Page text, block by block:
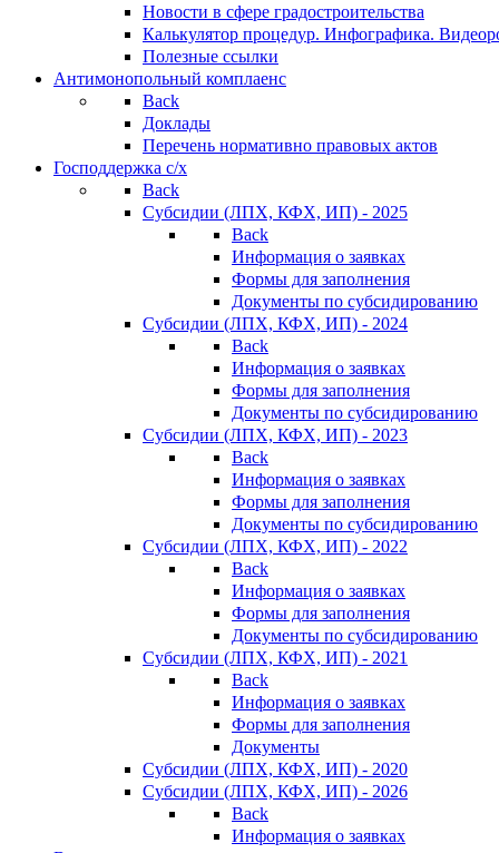
Новости в сфере градостроительства
Калькулятор процедур. Инфографика.
Полезные ссылки
Антимонопольный комплаенс
Back
Доклады
Перечень нормативно правовых актов
Господдержка с/х
Back
Субсидии (ЛПХ, КФХ, ИП) - 2025
Back
Информация о заявках
Формы для заполнения
Документы по субсидированию
Субсидии (ЛПХ, КФХ, ИП) - 2024
Back
Информация о заявках
Формы для заполнения
Документы по субсидированию
Субсидии (ЛПХ, КФХ, ИП) - 2023
Back
Информация о заявках
Формы для заполнения
Документы по субсидированию
Субсидии (ЛПХ, КФХ, ИП) - 2022
Back
Информация о заявках
Формы для заполнения
Документы по субсидированию
Субсидии (ЛПХ, КФХ, ИП) - 2021
Back
Информация о заявках
Формы для заполнения
Документы
Субсидии (ЛПХ, КФХ, ИП) - 2020
Субсидии (ЛПХ, КФХ, ИП) - 2026
Back
Информация о заявках